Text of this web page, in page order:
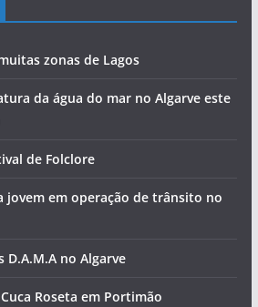
zonas de Lagos
da água do mar no Algarve este
de Folclore
jovem em operação de trânsito no
no Algarve
Roseta em Portimão